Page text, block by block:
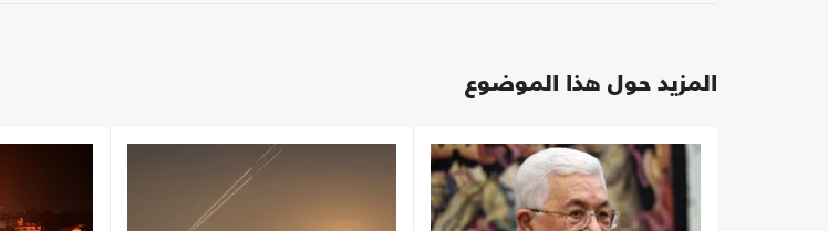
المزيد حول هذا الموضوع